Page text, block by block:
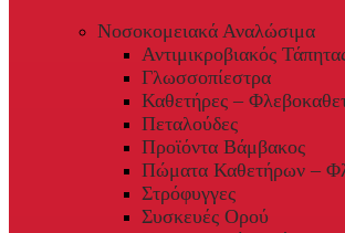
Νοσοκομειακά Αναλώσιμα
Αντιμικροβιακός
Γλωσσοπίεστρα
Καθετήρες –
Πεταλούδες
Προϊόντα Βάμβακος
Πώματα Καθετήρων –
Στρόφυγγες
Συσκευές Ορού